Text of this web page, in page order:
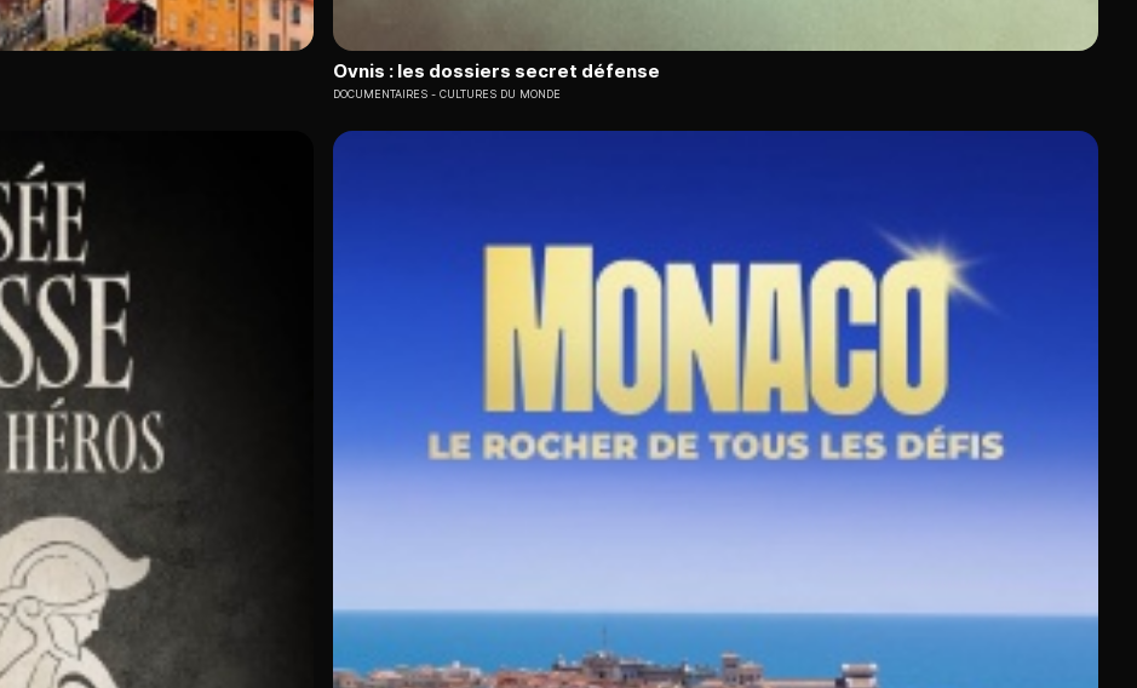
Ovnis : les dossiers secret défense
DOCUMENTAIRES CULTURES DU MONDE